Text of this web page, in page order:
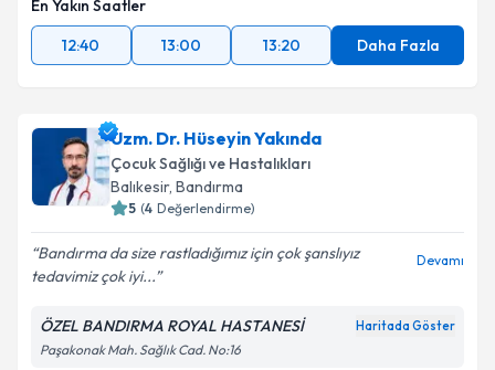
En Yakın Saatler
12:40
13:00 13:20 Daha Fazla
Uzm. Dr. Hüseyin Yakında
Çocuk Sağlığı ve Hastalıkları
Balıkesir, Bandırma
5 (4 Değerlendirme)
Bandırma da size rastladığımız için çok şanslıyız
tedavimiz çok iyi...
Devamı
ÖZEL BANDIRMA ROYAL HASTANESİ Haritada Göster
Paşakonak Mah. Sağlık Cad. No:16